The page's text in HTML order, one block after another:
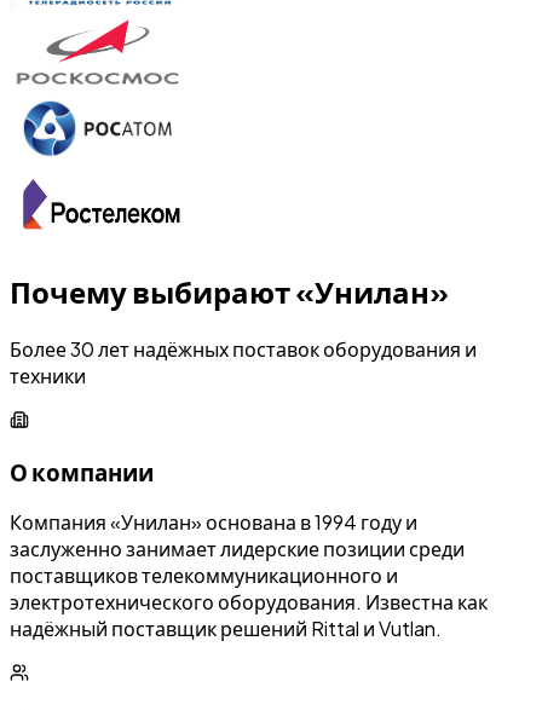
Почему выбирают «Унилан»
Более 30 лет надёжных поставок оборудования и
техники
О компании
Компания «Унилан» основана в 1994 году и
заслуженно занимает лидерские позиции среди
поставщиков телекоммуникационного и
электротехнического оборудования. Известна как
надёжный поставщик решений Rittal и Vutlan.